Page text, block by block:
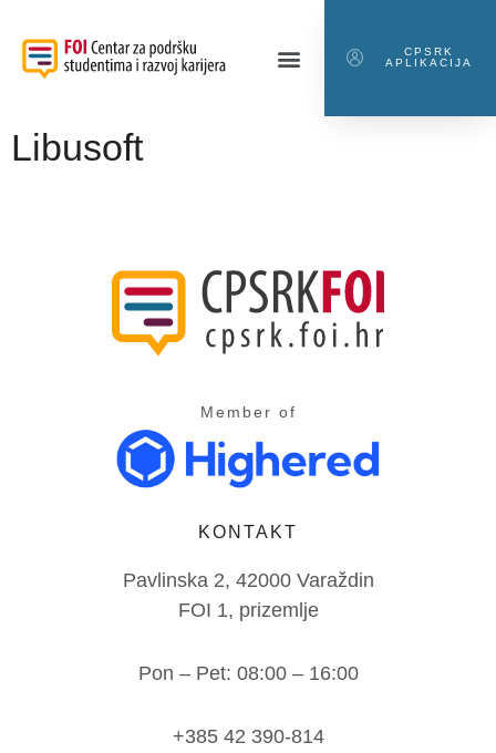
CPSRK
APLIKACIJA
Libusoft
Member of
KONTAKT
Pavlinska 2, 42000 Varaždin
FOI 1, prizemlje
Pon – Pet: 08:00 – 16:00
+385 42 390-814